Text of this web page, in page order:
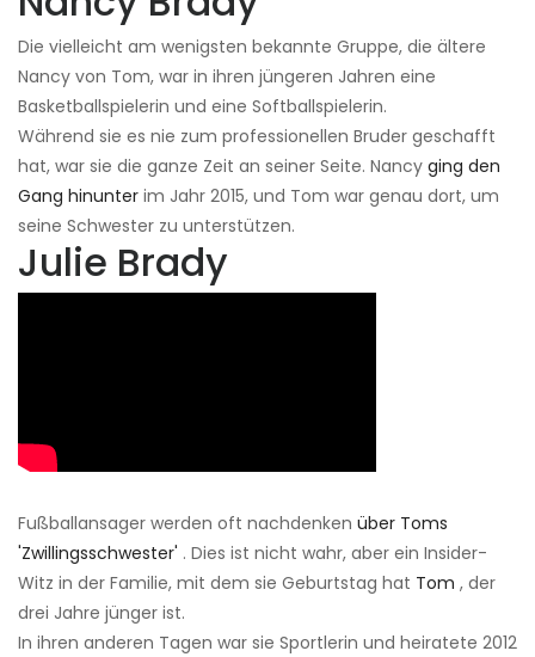
Die vielleicht am wenigsten bekannte Gruppe, die ältere
Nancy von Tom, war in ihren jüngeren Jahren eine
Basketballspielerin und eine Softballspielerin.
Während sie es nie zum professionellen Bruder geschafft
hat, war sie die ganze Zeit an seiner Seite. Nancy ging den
Gang hinunter im Jahr 2015, und Tom war genau dort, um
seine Schwester zu unterstützen.
Julie Brady
Fußballansager werden oft nachdenken über Toms
'Zwillingsschwester' . Dies ist nicht wahr, aber ein Insider-
Witz in der Familie, mit dem sie Geburtstag hat Tom , der
drei Jahre jünger ist.
In ihren anderen Tagen war sie Sportlerin und heiratete 2012